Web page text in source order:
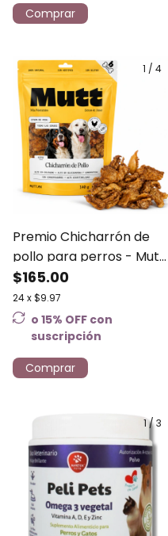
Comprar
1 / 4
Premio Chicharrón de
pollo para perros - Mutt
140g
$165.00
24x$9.97
o 15% OFF con
suscripción
Comprar
1/3